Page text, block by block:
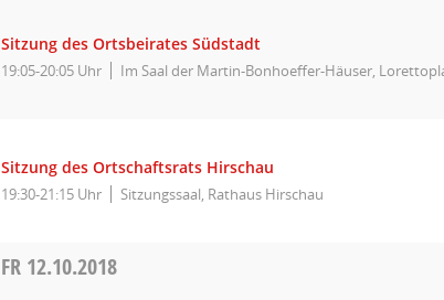
Sitzung des Ortsbeirates Südstadt
19:05-20:05 Uhr Im Saal der Martin-Bonhoeffer-Häuser,
Sitzung des Ortschaftsrats Hirschau
19:30-21:15 Uhr Sitzungssaal, Rathaus Hirschau
FR 12.10.2018